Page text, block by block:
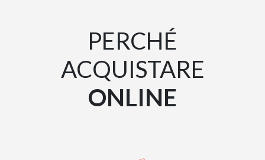
PERCHÉ
ACQUISTARE
ONLINE